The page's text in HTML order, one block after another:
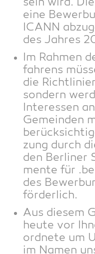
sein wird.
eine
ICANN
des Jah­res
Im Rah­men
fah­rens
die
son­dern
Inter­es­sen
Gemein­den
zung durch
den Ber­li­ner
men­te für
des
förderlich.
Aus die­sem
heu­te vor
ord­ne­te um
im Namen